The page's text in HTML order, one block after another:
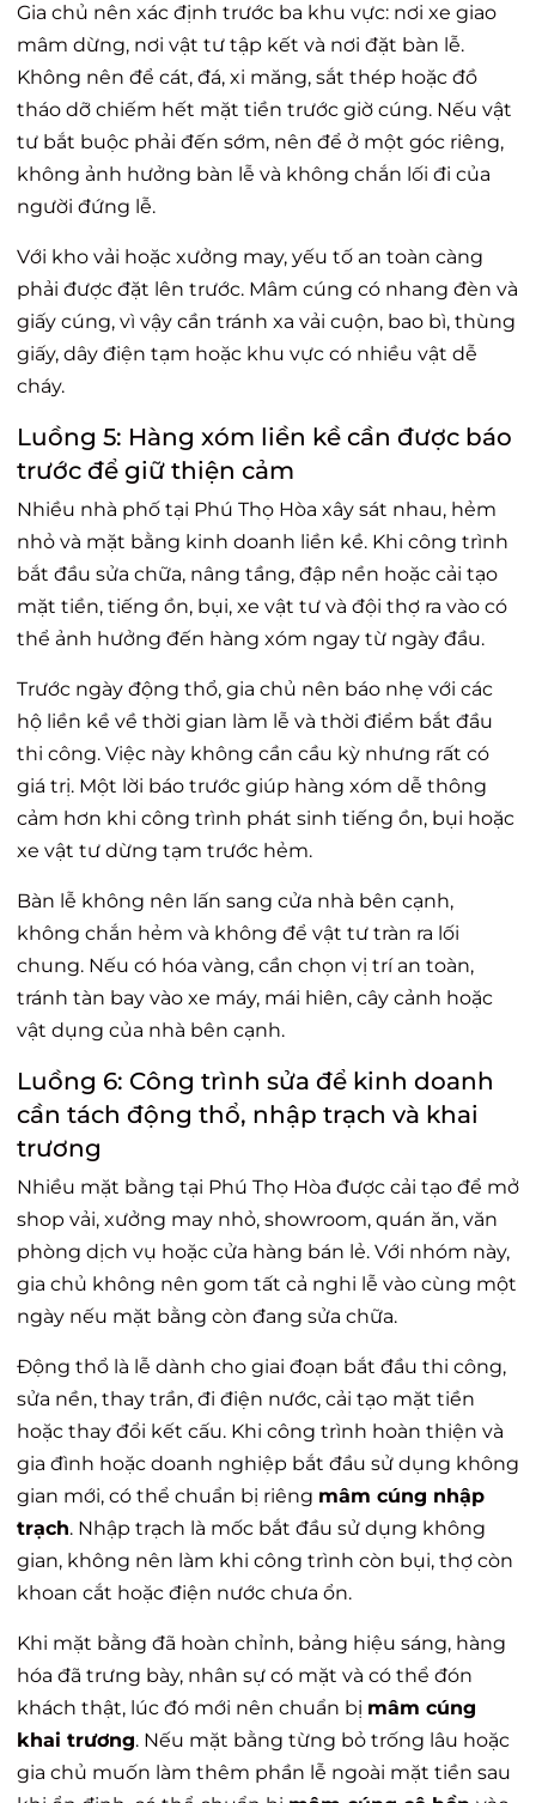
Gia chủ nên xác định trước ba khu vực: nơi xe giao
mâm dừng, nơi vật tư tập kết và nơi đặt bàn lễ.
Không nên để cát, đá, xi măng, sắt thép hoặc đồ
tháo dỡ chiếm hết mặt tiền trước giờ cúng. Nếu vật
tư bắt buộc phải đến sớm, nên để ở một góc riêng,
không ảnh hưởng bàn lễ và không chắn lối đi của
người đứng lễ.
Với kho vải hoặc xưởng may, yếu tố an toàn càng
phải được đặt lên trước. Mâm cúng có nhang đèn và
giấy cúng, vì vậy cần tránh xa vải cuộn, bao bì, thùng
giấy, dây điện tạm hoặc khu vực có nhiều vật dễ
cháy.
Luồng 5: Hàng xóm liền kề cần được báo
trước để giữ thiện cảm
Nhiều nhà phố tại Phú Thọ Hòa xây sát nhau, hẻm
nhỏ và mặt bằng kinh doanh liền kề. Khi công trình
bắt đầu sửa chữa, nâng tầng, đập nền hoặc cải tạo
mặt tiền, tiếng ồn, bụi, xe vật tư và đội thợ ra vào có
thể ảnh hưởng đến hàng xóm ngay từ ngày đầu.
Trước ngày động thổ, gia chủ nên báo nhẹ với các
hộ liền kề về thời gian làm lễ và thời điểm bắt đầu
thi công. Việc này không cần cầu kỳ nhưng rất có
giá trị. Một lời báo trước giúp hàng xóm dễ thông
cảm hơn khi công trình phát sinh tiếng ồn, bụi hoặc
xe vật tư dừng tạm trước hẻm.
Bàn lễ không nên lấn sang cửa nhà bên cạnh,
không chắn hẻm và không để vật tư tràn ra lối
chung. Nếu có hóa vàng, cần chọn vị trí an toàn,
tránh tàn bay vào xe máy, mái hiên, cây cảnh hoặc
vật dụng của nhà bên cạnh.
Luồng 6: Công trình sửa để kinh doanh
cần tách động thổ, nhập trạch và khai
trương
Nhiều mặt bằng tại Phú Thọ Hòa được cải tạo để mở
shop vải, xưởng may nhỏ, showroom, quán ăn, văn
phòng dịch vụ hoặc cửa hàng bán lẻ. Với nhóm này,
gia chủ không nên gom tất cả nghi lễ vào cùng một
ngày nếu mặt bằng còn đang sửa chữa.
Động thổ là lễ dành cho giai đoạn bắt đầu thi công,
sửa nền, thay trần, đi điện nước, cải tạo mặt tiền
hoặc thay đổi kết cấu. Khi công trình hoàn thiện và
gia đình hoặc doanh nghiệp bắt đầu sử dụng không
gian mới, có thể chuẩn bị riêng mâm cúng nhập
trạch. Nhập trạch là mốc bắt đầu sử dụng không
gian, không nên làm khi công trình còn bụi, thợ còn
khoan cắt hoặc điện nước chưa ổn.
Khi mặt bằng đã hoàn chỉnh, bảng hiệu sáng, hàng
hóa đã trưng bày, nhân sự có mặt và có thể đón
khách thật, lúc đó mới nên chuẩn bị mâm cúng
khai trương. Nếu mặt bằng từng bỏ trống lâu hoặc
gia chủ muốn làm thêm phần lễ ngoài mặt tiền sau